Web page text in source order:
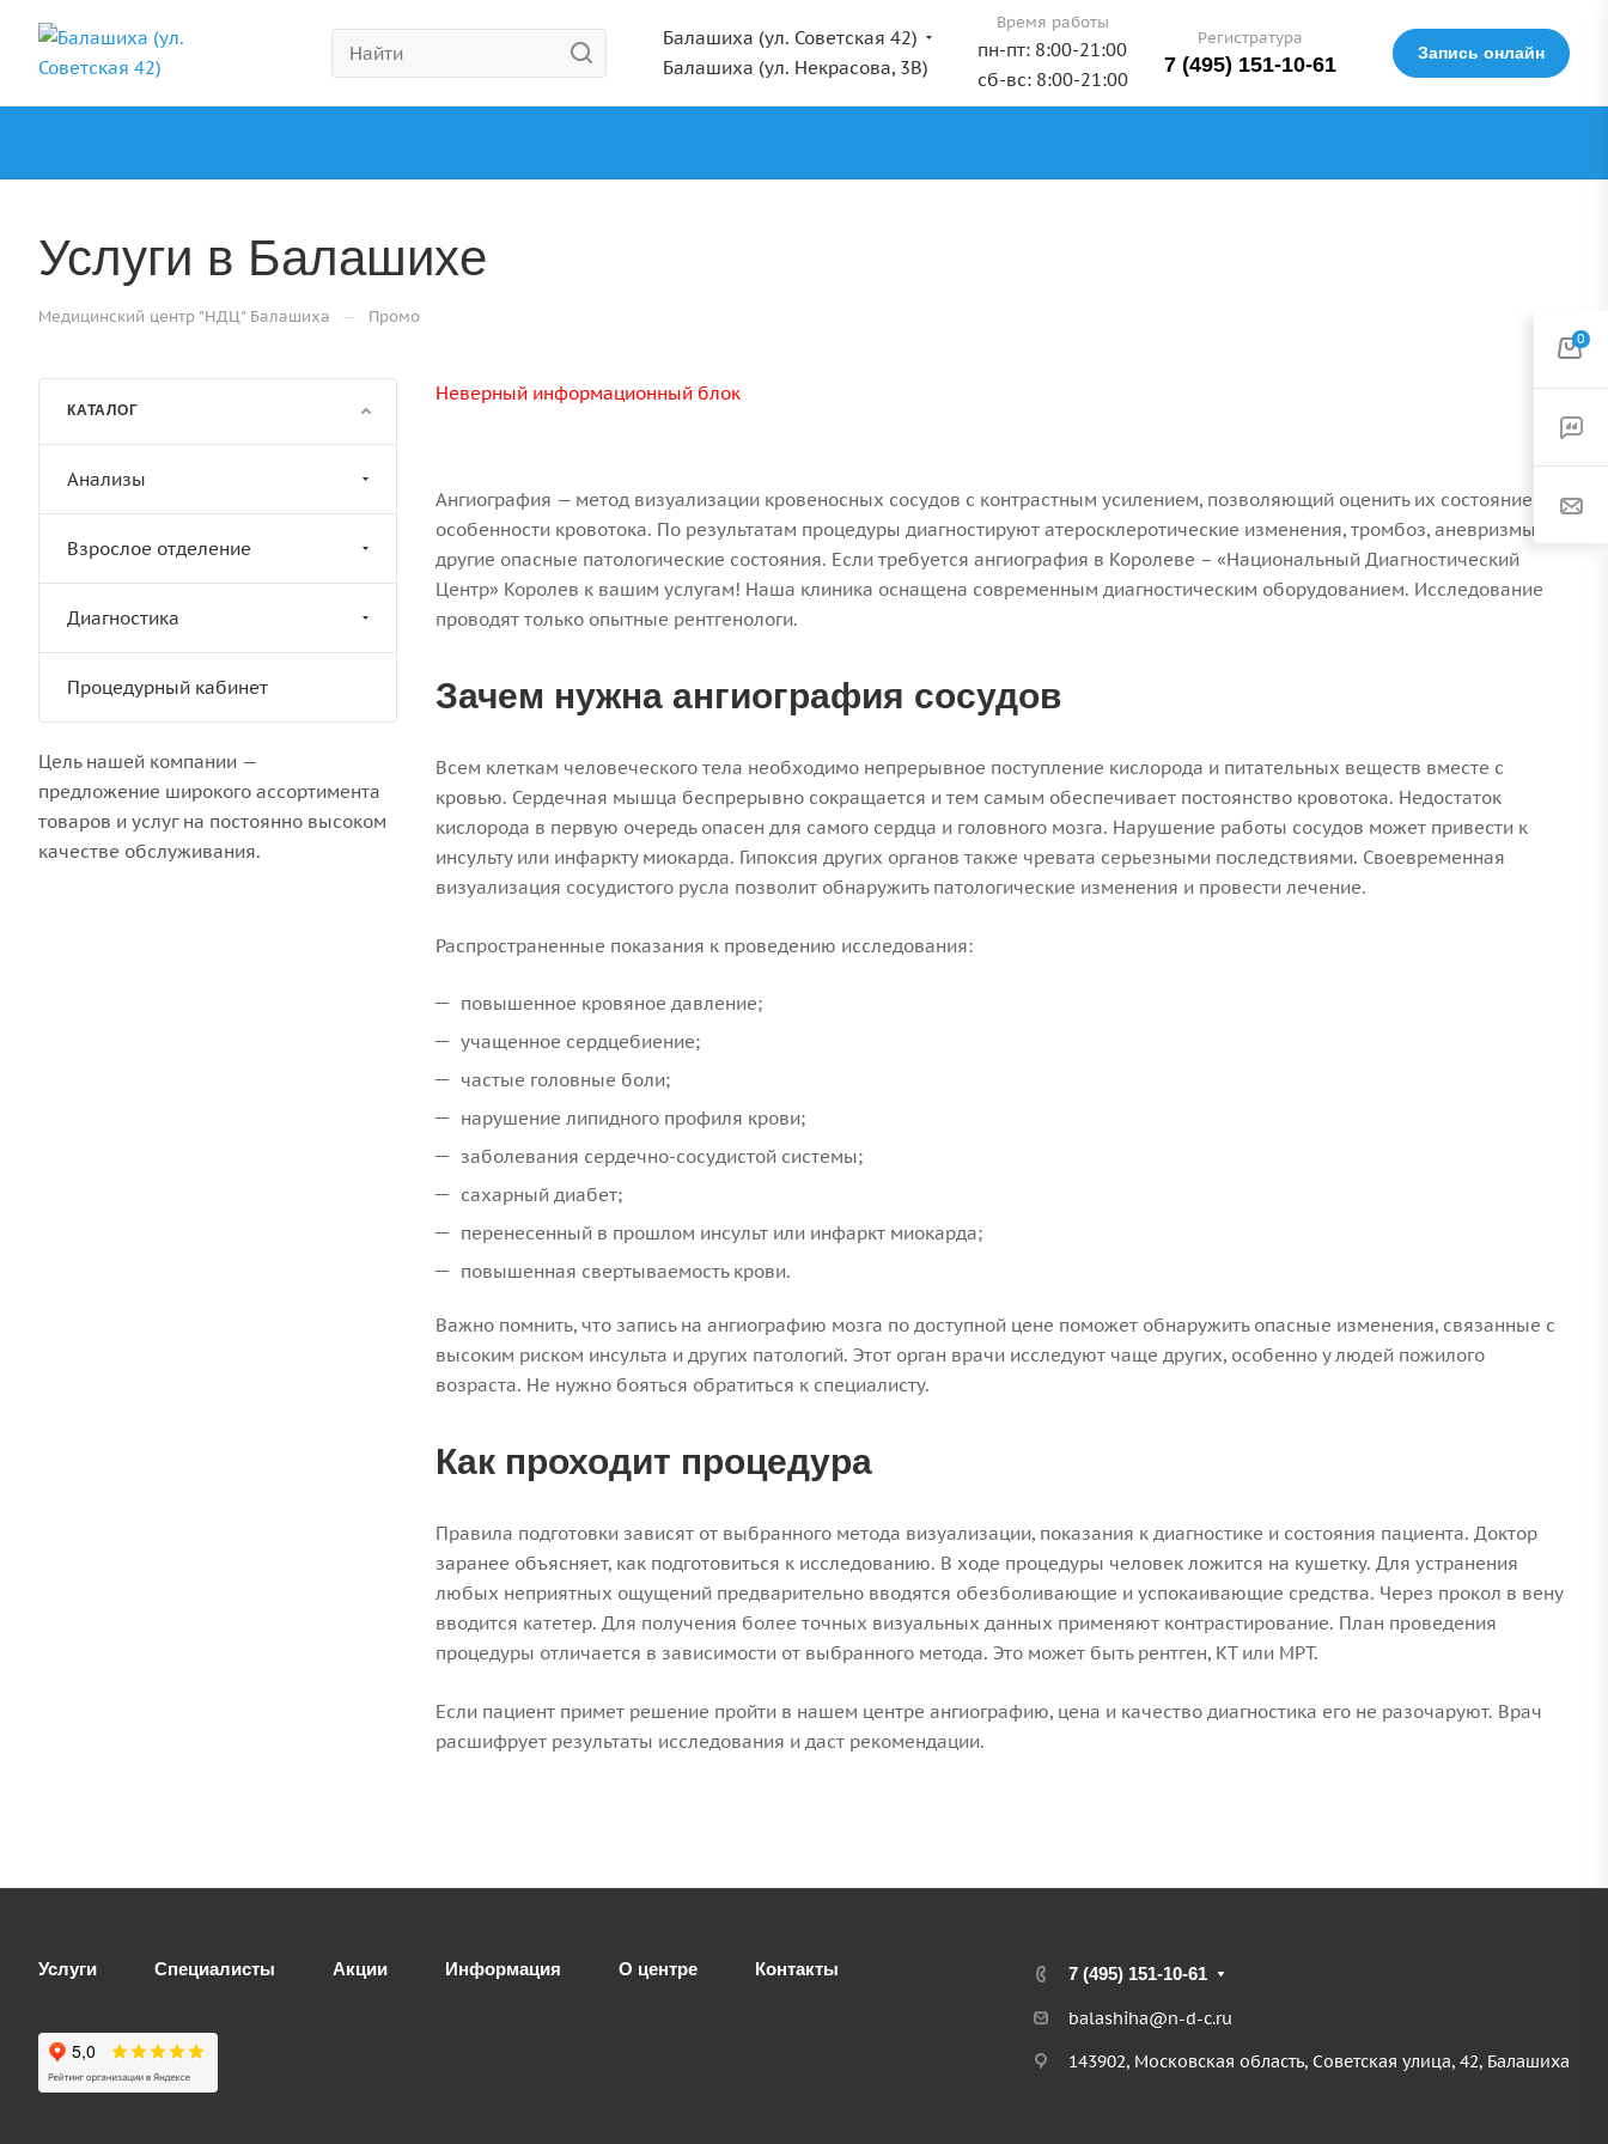
Балашиха (ул. Советская 42)
Балашиха (ул. Некрасова, 3В)
Время работы
пн-пт: 8:00-21:00
сб-вс: 8:00-21:00
Регистратура
7 (495) 151-10-61 Запись онлайн
Услуги в Балашихе
Медицинский центр "НДЦ" Балашиха — Промо
Неверный информационный блок
Ангиография — метод визуализации кровеносных сосудов с контрастным усилением, позволяющий оценить их состояние и
особенности кровотока. По результатам процедуры диагностируют атеросклеротические изменения, тромбоз, аневризмы и
другие опасные патологические состояния. Если требуется ангиография в Королеве – «Национальный Диагностический
Центр» Королев к вашим услугам! Наша клиника оснащена современным диагностическим оборудованием. Исследование
проводят только опытные рентгенологи.
Зачем нужна ангиография сосудов
Всем клеткам человеческого тела необходимо непрерывное поступление кислорода и питательных веществ вместе с
кровью. Сердечная мышца беспрерывно сокращается и тем самым обеспечивает постоянство кровотока. Недостаток
кислорода в первую очередь опасен для самого сердца и головного мозга. Нарушение работы сосудов может привести к
инсульту или инфаркту миокарда. Гипоксия других органов также чревата серьезными последствиями. Своевременная
визуализация сосудистого русла позволит обнаружить патологические изменения и провести лечение.
Распространенные показания к проведению исследования:
повышенное кровяное давление;
учащенное сердцебиение;
частые головные боли;
нарушение липидного профиля крови;
заболевания сердечно-сосудистой системы;
сахарный диабет;
перенесенный в прошлом инсульт или инфаркт миокарда;
повышенная свертываемость крови.
Важно помнить, что запись на ангиографию мозга по доступной цене поможет обнаружить опасные изменения, связанные с
высоким риском инсульта и других патологий. Этот орган врачи исследуют чаще других, особенно у людей пожилого
возраста. Не нужно бояться обратиться к специалисту.
Как проходит процедура
Правила подготовки зависят от выбранного метода визуализации, показания к диагностике и состояния пациента. Доктор
заранее объясняет, как подготовиться к исследованию. В ходе процедуры человек ложится на кушетку. Для устранения
любых неприятных ощущений предварительно вводятся обезболивающие и успокаивающие средства. Через прокол в вену
вводится катетер. Для получения более точных визуальных данных применяют контрастирование. План проведения
процедуры отличается в зависимости от выбранного метода. Это может быть рентген, КТ или МРТ.
Если пациент примет решение пройти в нашем центре ангиографию, цена и качество диагностика его не разочаруют. Врач
расшифрует результаты исследования и даст рекомендации.
КАТАЛОГ
Анализы
Взрослое отделение
Диагностика
Процедурный кабинет
Цель нашей компании —
предложение широкого ассортимента
товаров и услуг на постоянно высоком
качестве обслуживания.
Услуги Специалисты Акции Информация О центре Контакты 7 (495) 151-10-61
balashiha@n-d-c.ru
143902, Московская область, Советская улица, 42, Балашиха
0